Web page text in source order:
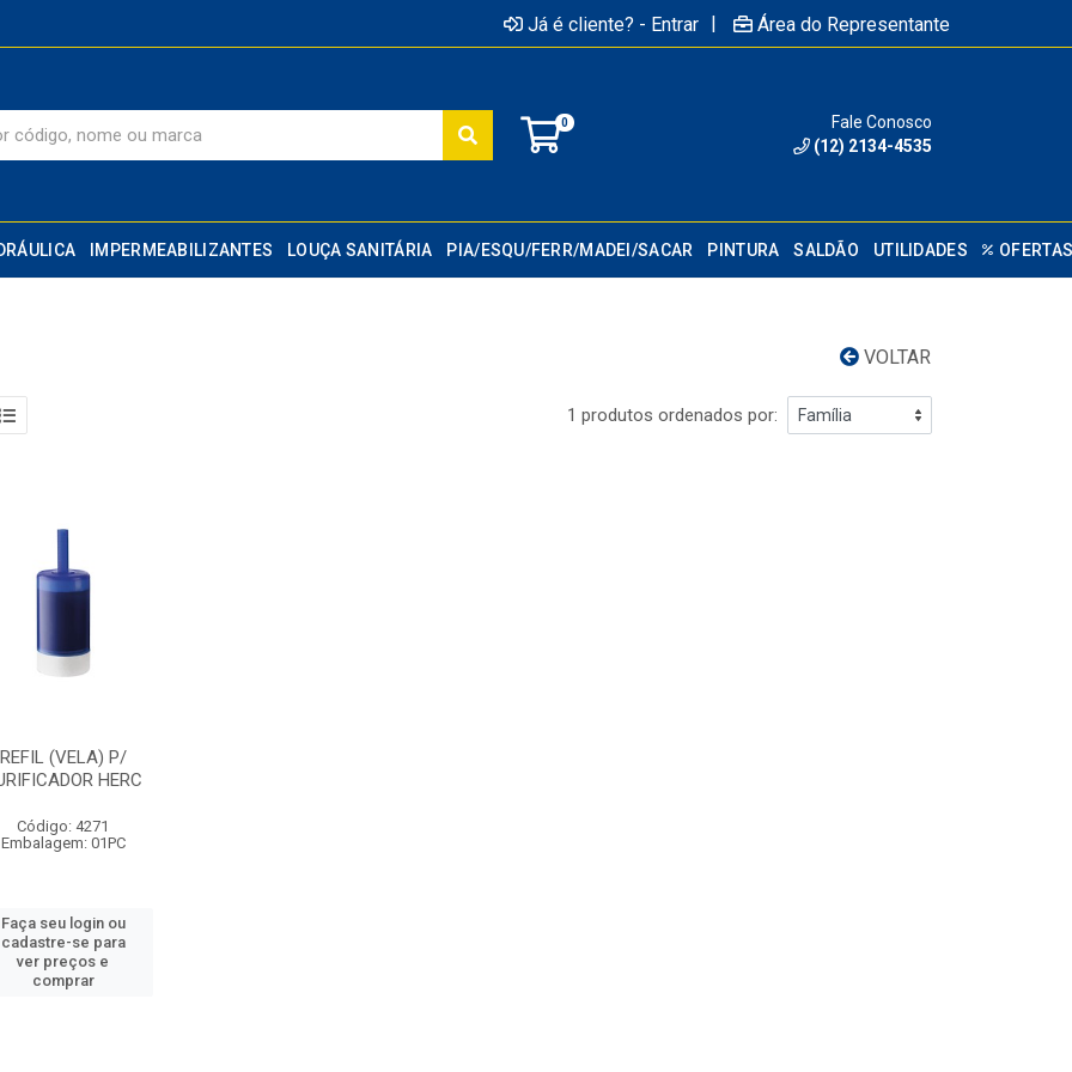
Já é cliente? - Entrar | Área do Representante
0
Fale Conosco
(12) 2134-4535
IMPERMEABILIZANTES LOUÇA SANITÁRIA PIA/ESQU/FERR/MADEI/SACAR PINTURA SALDÃO UTILIDADES
VOLTAR
1 produtos ordenados por:
REFIL (VELA) P/
HERC
Código: 4271
Embalagem: 01PC
Faça seu login ou
cadastre-se para
ver preços e
comprar